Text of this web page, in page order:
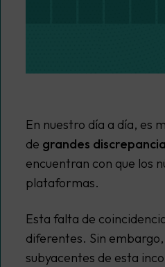
En nuestro día a día, es
de grandes
encuentran con que los
plataformas.
Esta falta de
diferentes. Sin embargo,
subyacentes de esta